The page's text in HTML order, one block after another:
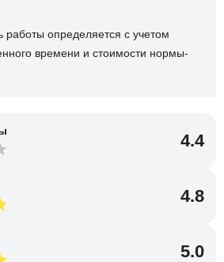
работы определяется с учетом
времени и стоимости нормы-
4.4
4.8
5.0